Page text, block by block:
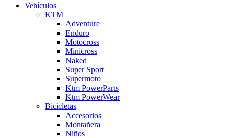
Vehículos
KTM
Adventure
Enduro
Motocross
Minicross
Naked
Super Sport
Supermoto
Ktm PowerParts
Ktm PowerWear
Bicicletas
Accesorios
Montañera
Niños